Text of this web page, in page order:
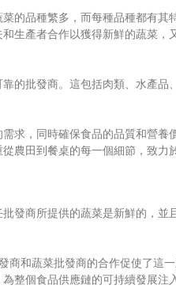
品種繁多，而每種品種都有其
生產者合作以獲得新鮮的蔬菜
的批發商。這包括肉類、水產
求，同時確保食品的品質和營
田到餐桌的每一個細節，致力
發商所提供的蔬菜是新鮮的，
和蔬菜批發商的合作促使了這
整個食品供應鏈的可持續發展注